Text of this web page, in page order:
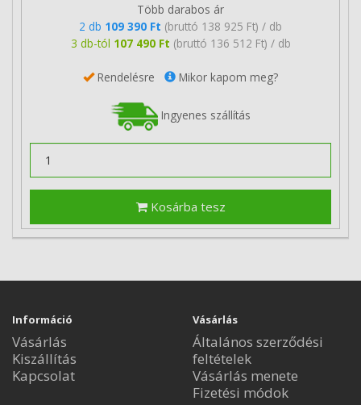
Több darabos ár
2 db 109 390 Ft (bruttó 138 925 Ft) / db
3 db-tól 107 490 Ft (bruttó 136 512 Ft) / db
Rendelésre Mikor kapom meg?
Ingyenes szállítás
Kosárba tesz
Információ
Vásárlás
Kiszállítás
Kapcsolat
Vásárlás
Általános szerződési
feltételek
Vásárlás menete
Fizetési módok